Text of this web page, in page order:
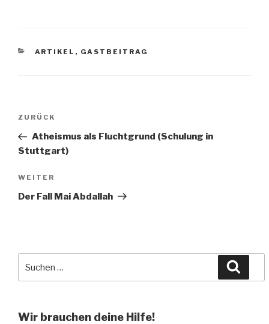
KATEGORIEN
ARTIKEL , GASTBEITRAG
Beitragsnavigation
Vorheriger
Beitrag
ZURÜCK
Atheismus als Fluchtgrund (Schulung in
Stuttgart)
Nächster
Beitrag
WEITER
Der Fall Mai Abdallah
nach:
Wir brauchen deine Hilfe!